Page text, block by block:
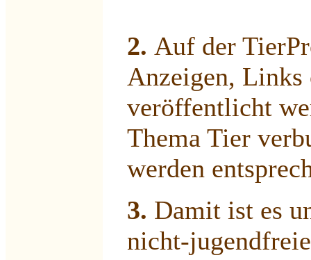
2. Auf der
Anzeigen, Links
veröffentlicht
Thema Tier
werden
3. Damit ist es
nicht-